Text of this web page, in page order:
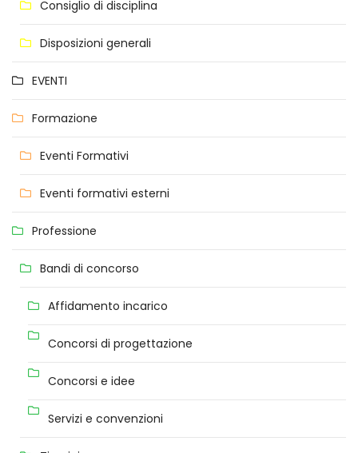
Consiglio di disciplina
Disposizioni generali
EVENTI
Formazione
Eventi Formativi
Eventi formativi esterni
Professione
Bandi di concorso
Affidamento incarico
Concorsi di progettazione
Concorsi e idee
Servizi e convenzioni